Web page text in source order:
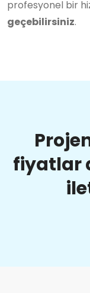
profesyonel bir
geçebilirsiniz.
fiyatlar